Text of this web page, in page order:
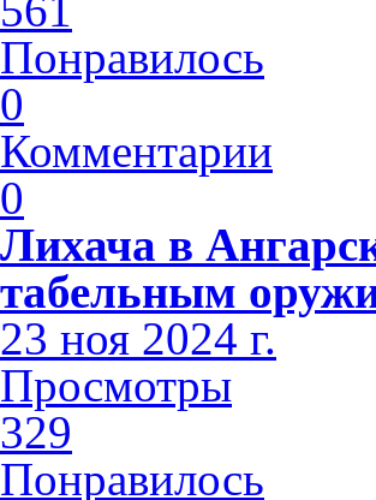
Понравилось
0
Комментарии
0
Лихача в
табельным
23 ноя 2024 г.
Просмотры
329
Понравилось